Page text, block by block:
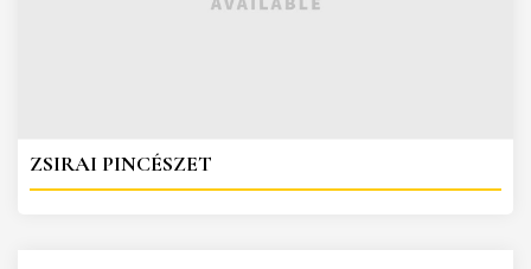
ZSIRAI PINCÉSZET